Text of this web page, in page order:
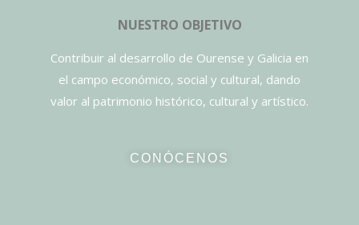
NUESTRO OBJETIVO
Contribuir al desarrollo de Ourense y Galicia en
el campo económico, social y cultural, dando
valor al patrimonio histórico, cultural y artístico.
CONÓCENOS